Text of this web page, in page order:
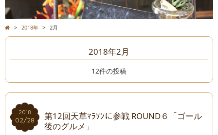
> 2018年 > 2月
2018年2月
12件の投稿
2018
02/28
2018
02/28
第12回天草ﾏﾗｿﾝに参戦 ROUND６「ゴール
後のグルメ」